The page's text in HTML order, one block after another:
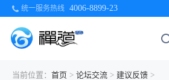
统一服务热线 4006-8899-23
当前位置： 首页 > 论坛交流 > 建议反馈 >